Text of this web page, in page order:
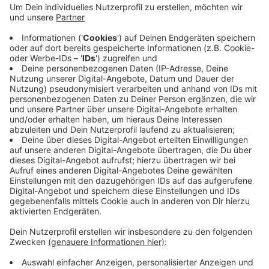
Mülltonnen umgeworfen, die gegen parkende
Autos gestoßen waren.
Im Rahmen einer Fahndung konnte die Polizei den
Verdächtigen noch in Tatortnähe antreffen. Es
wurde ein Strafverfahren wegen
Sachbeschädigung durch Feuer und an Pkw
eingeleitet.
Veröffentlicht:Mittwoch, 21.04.2021 16:13
Anzeige